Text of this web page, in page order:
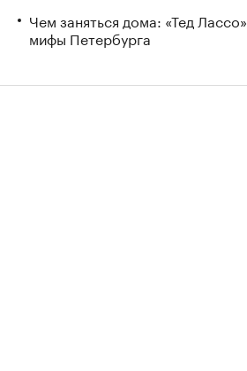
Чем заняться дома: «Тед
мифы Петербурга